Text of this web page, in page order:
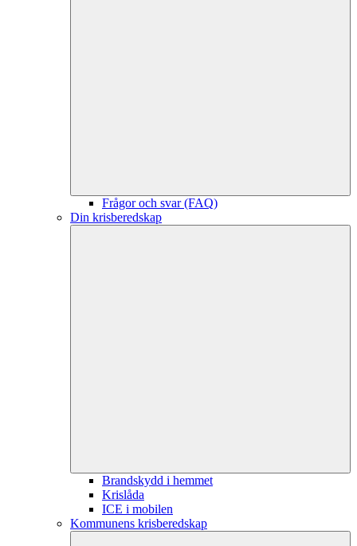
Frågor och svar (FAQ)
Din krisberedskap
Brandskydd i hemmet
Krislåda
ICE i mobilen
Kommunens krisberedskap